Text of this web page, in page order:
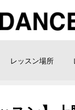
レッスン場所